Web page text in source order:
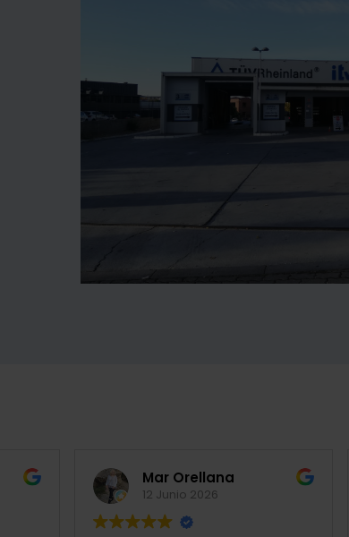
Mar Orellana
12 Junio 2026